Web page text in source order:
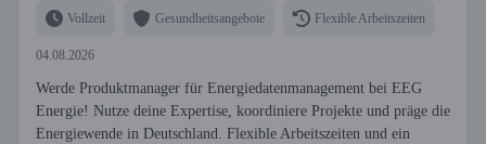
Vollzeit Gesundheitsangebote Flexible Arbeitszeiten
04.08.2026
Werde Produktmanager für Energiedatenmanagement bei EEG
Energie! Nutze deine Expertise, koordiniere Projekte und präge die
Energiewende in Deutschland. Flexible Arbeitszeiten und ein